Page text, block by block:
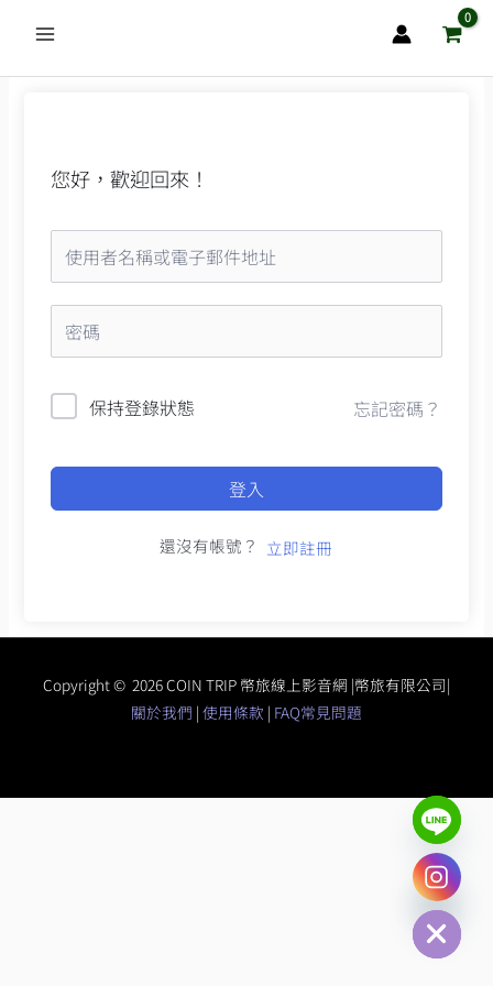
主
您好，歡迎回來！
保持登錄狀態 忘記密碼？
登入
還沒有帳號？ 立即註冊
Copyright © 2026 COIN TRIP 幣旅線上影音網 |幣旅有限公司|
關於我們 | 使用條款 | FAQ常見問題
Hide
chaty